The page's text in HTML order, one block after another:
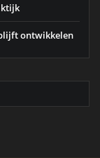
ontwikkelen